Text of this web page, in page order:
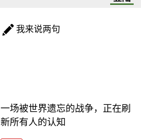
我来说两句
一场被世界遗忘的战争，正在刷
新所有人的认知